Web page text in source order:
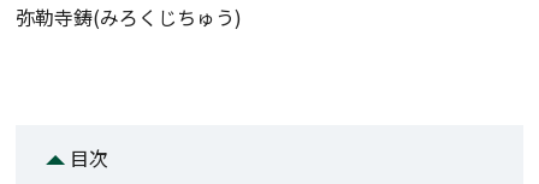
弥勒寺鋳(みろくじちゅう)
目次